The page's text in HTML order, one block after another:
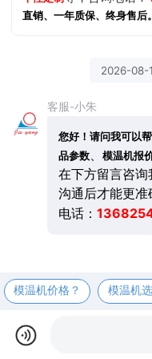
直销、一年质保、终身售后。
2026-08-
客服-小朱
您好！请问我可以
品参数、 模温机报
在下方留言咨询
沟通后才能更
电话：
模温机价格？ 模温机